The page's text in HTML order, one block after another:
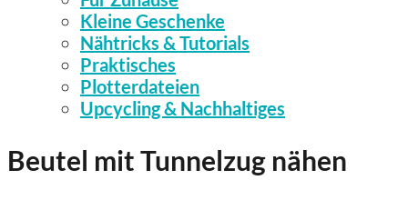
Kleine Geschenke
Nähtricks & Tutorials
Praktisches
Plotterdateien
Upcycling & Nachhaltiges
Beutel mit Tunnelzug nähen